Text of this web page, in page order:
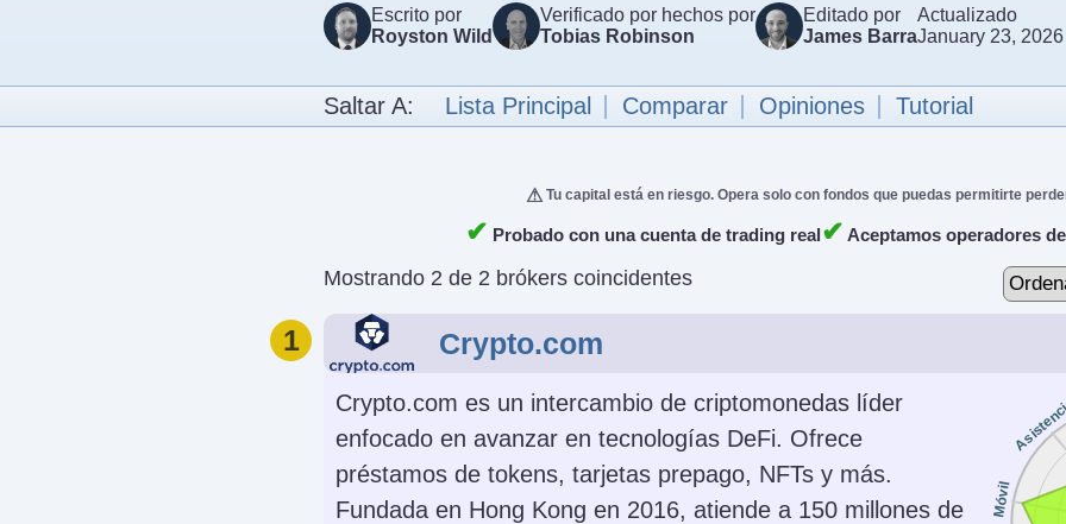
Escrito por
Royston Wild
Verificado por hechos por
Tobias Robinson
Editado por
James Barra
Actualizado
January 23, 2026
Saltar A: Lista Principal Comparar Opiniones Tutorial
Tu capital está en riesgo. Opera solo con fondos que puedas permitirte
✔ Probado con una cuenta de trading real✔ Aceptamos operadores
Mostrando 2 de 2 brókers coincidentes
1 Crypto.com
Móvil
Crypto.com es un intercambio de criptomonedas líder
enfocado en avanzar en tecnologías DeFi. Ofrece
préstamos de tokens, tarjetas prepago, NFTs y más.
Fundada en Hong Kong en 2016, atiende a 150 millones de